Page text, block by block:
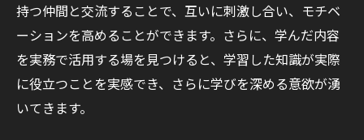
持つ仲間と交流することで、互いに刺激し合い、モチベ
ーションを高めることができます。さらに、学んだ内容
を実務で活用する場を見つけると、学習した知識が実際
に役立つことを実感でき、さらに学びを深める意欲が湧
いてきます。